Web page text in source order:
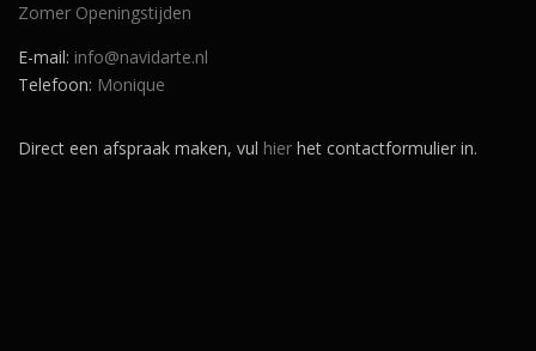
Zomer Openingstijden
E-mail: info@navidarte.nl
Telefoon: Monique
Direct een afspraak maken, vul hier het contactformulier in.